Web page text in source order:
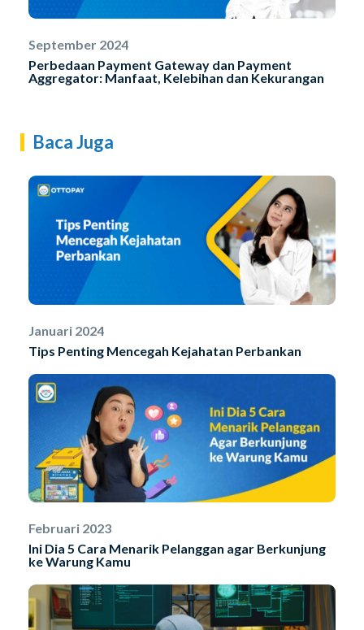
September 2024
Perbedaan Payment Gateway dan Payment
Aggregator: Manfaat, Kelebihan dan Kekurangan
Baca Juga
Januari 2024
Tips Penting Mencegah Kejahatan Perbankan
Februari 2023
Ini Dia 5 Cara Menarik Pelanggan agar Berkunjung
ke Warung Kamu